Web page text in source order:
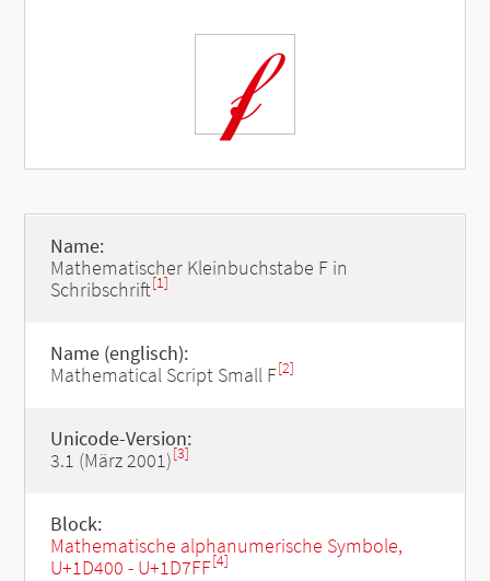
𝒻
Name:
Mathematischer Kleinbuchstabe F in
Schribschrift[1]
Name (englisch):
Mathematical Script Small F[2]
Unicode-Version:
3.1 (März 2001)[3]
Block:
Mathematische alphanumerische Symbole,
U+1D400 - U+1D7FF[4]